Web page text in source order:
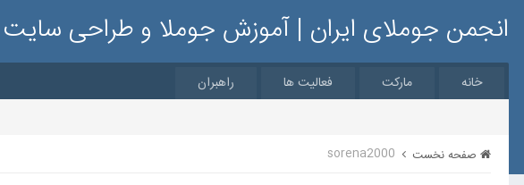
انجمن جوملای ایران | آموزش جوملا و طراحی سایت
خانه مارکت فعالیت ها راهبران
صفحه نخست sorena2000